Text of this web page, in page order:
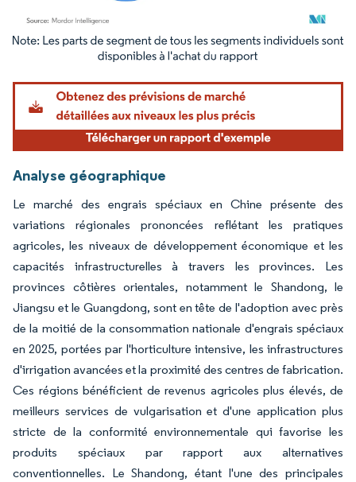
Image © Mordor Intelligence. La réutilisation nécessite une attribution sous CC BY
Analyse géographique
Le marché des engrais spéciaux en Chine présente des
variations régionales prononcées reflétant les pratiques
agricoles, les niveaux de développement économique et les
capacités infrastructurelles à travers les provinces. Les
provinces côtières orientales, notamment le Shandong, le
Jiangsu et le Guangdong, sont en tête de l'adoption avec près
de la moitié de la consommation nationale d'engrais spéciaux
en 2025, portées par l'horticulture intensive, les infrastructures
d'irrigation avancées et la proximité des centres de fabrication.
Ces régions bénéficient de revenus agricoles plus élevés, de
meilleurs services de vulgarisation et d'une application plus
stricte de la conformité environnementale qui favorise les
produits spéciaux par rapport aux alternatives
conventionnelles. Le Shandong, étant l'une des principales